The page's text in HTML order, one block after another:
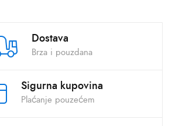
Dostava
Brza i pouzdana
Sigurna kupovina
Plaćanje pouzećem